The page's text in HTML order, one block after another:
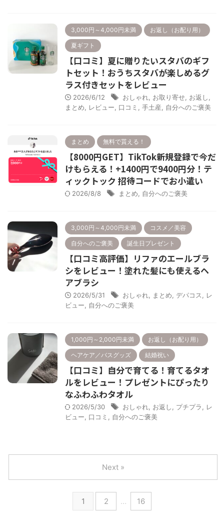
3,000円～4,000円未満 お返し（お配り用）
夏ギフト
【口コミ】夏に贈りたいスタバのギフ
トセット！おうちスタバが楽しめるグ
ラス付きセットをレビュー
2026/6/12 おしゃれ お取り寄せ お返し
まとめ
レビュー 口コミ 手土産 自分へのご褒美
まとめ 無料で貰える！
【8000円GET】TikTok新規登録で今だ
けもらえる！+1400円で9400円分！テ
ィックトック 招待コードでお小遣い
2026/8/8 まとめ 自分へのご褒美
3,000円～4,000円未満 コスメ／美容
自分へのご褒美 誕生日プレゼント
【口コミ高評価】リファのエールブラ
シをレビュー！塗れた髪にも使えるヘ
アブラシ
2026/5/31 おしゃれ まとめ デパコス
レ
ビュー
自分へのご褒美
1,000円～2,000円未満 お返し（お配り用）
ヘアケア／バスグッズ 結婚祝い
【口コミ】自分で育てる！育てるタオ
ルをレビュー！プレゼントにぴったり
なふわふわタオル
2026/5/30 おしゃれ お返し プチプラ
レ
ビュー
口コミ 自分へのご褒美
1 2 … 16
Next »